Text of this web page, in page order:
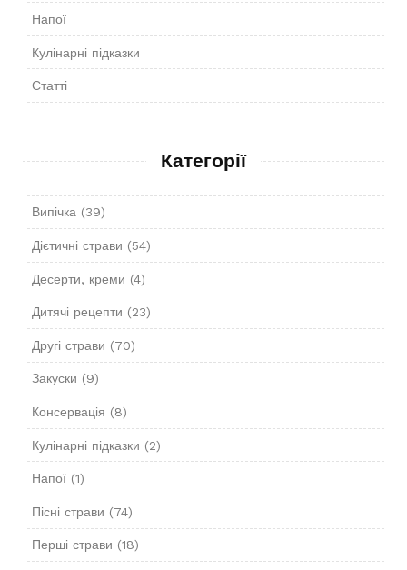
Напої
Кулінарні підказки
Статті
Категорії
Випічка(39)
Дієтичні страви (54)
Десерти, креми (4)
Дитячі рецепти (23)
Другі страви (70)
Закуски (9)
Консервація (8)
Кулінарні підказки (2)
Напої(1)
Пісні страви (74)
Перші страви (18)